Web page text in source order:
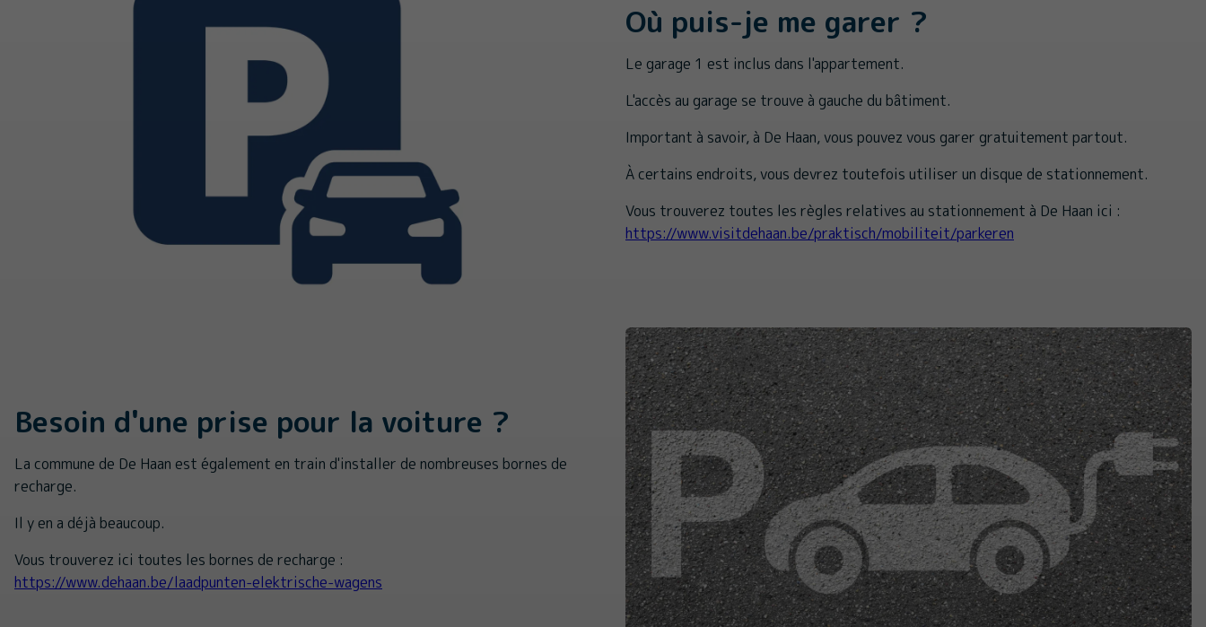
Où puis-je me garer ?
Le garage 1 est inclus dans l'appartement.
L'accès au garage se trouve à gauche du bâtiment.
Important à savoir, à De Haan, vous pouvez vous garer gratuitement partout.
À certains endroits, vous devrez toutefois utiliser un disque de stationnement.
Vous trouverez toutes les règles relatives au stationnement à De Haan ici :
https://www.visitdehaan.be/praktisch/mobiliteit/parkeren
Besoin d'une prise pour la voiture ?
La commune de De Haan est également en train d'installer de nombreuses bornes de
recharge.
Il y en a déjà beaucoup.
Vous trouverez ici toutes les bornes de recharge :
https://www.dehaan.be/laadpunten-elektrische-wagens